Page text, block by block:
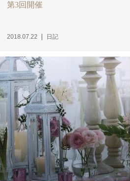
第3回開催
2018.07.22 日記